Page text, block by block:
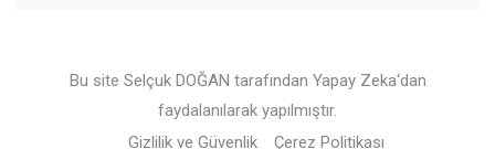
Bu site Selçuk DOĞAN tarafından Yapay Zeka‘dan
faydalanılarak yapılmıştır.
Gizlilik ve Güvenlik
Çerez Politikası